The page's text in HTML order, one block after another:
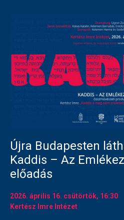
Újra Budapesten
Kaddis – Az
előadás
2026. április 16. csütörtök, 16:30
Kertész Imre Intézet